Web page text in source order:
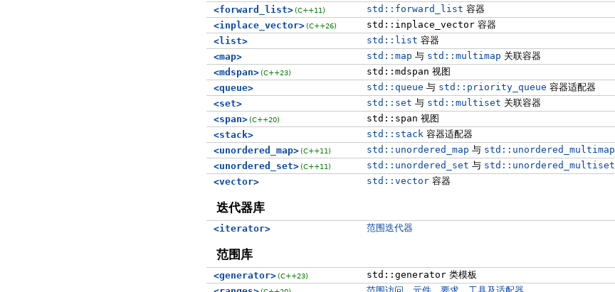
<forward_list> (C++11) std::forward_list 容器
<inplace_vector> (C++26) std::inplace_vector容器
<list>
std::list 容器
<map>
std::map 与 std::multimap 关联容器
<mdspan> (C++23) std::mdspan 视图
<queue>
std::queue 与 std::priority_queue 容器适配器
<set>
std::set 与 std::multiset 关联容器
<span> (C++20) std::span 视图
<stack>
std::stack 容器适配器
<unordered_map> (C++11) std::unordered_map 与 std::unordered_multimap
<unordered_set> (C++11) std::unordered_set 与 std::unordered_multiset
<vector>
std::vector容器
迭代器库
<iterator> 范围迭代器
范围库
<generator> (C++23) std::generator类模板